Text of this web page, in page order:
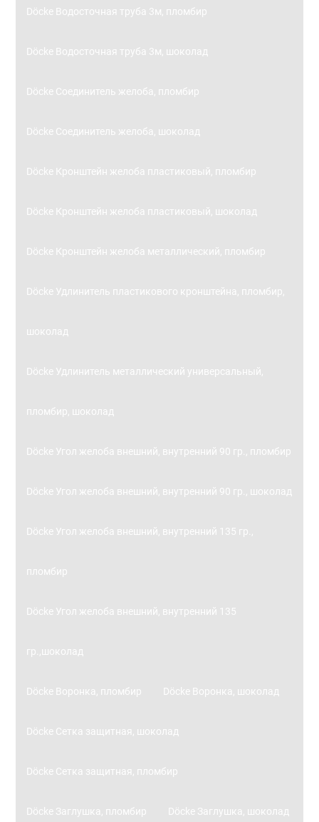
Döcke Водосточная труба 3м, пломбир
Döcke Водосточная труба 3м, шоколад
Döcke Соединитель желоба, пломбир
Döcke Соединитель желоба, шоколад
Döcke Кронштейн желоба пластиковый, пломбир
Döcke Кронштейн желоба пластиковый, шоколад
Döcke Кронштейн желоба металлический, пломбир
Döcke Удлинитель пластикового кронштейна, пломбир,
шоколад
Döcke Удлинитель металлический универсальный,
пломбир, шоколад
Döcke Угол желоба внешний, внутренний 90 гр., пломбир
Döcke Угол желоба внешний, внутренний 90 гр., шоколад
Döcke Угол желоба внешний, внутренний 135 гр.,
пломбир
Döcke Угол желоба внешний, внутренний 135
гр.,шоколад
Döcke Воронка, пломбир Döcke Воронка, шоколад
Döcke Сетка защитная, шоколад
Döcke Сетка защитная, пломбир
Döcke Заглушка, пломбир Döcke Заглушка, шоколад